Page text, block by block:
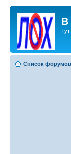
В
Тут
Список форумов